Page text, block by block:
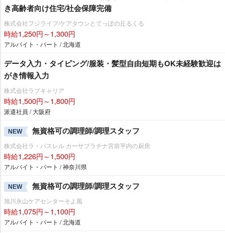
き高齢者向け住宅/社会保障完備
株式会社フジライフ/ケアタウンとてっぽの丘るくる
時給1,250円～1,300円
アルバイト・パート / 北海道
データ入力・タイピング/服装・髪型自由短期もOK未経験歓迎は
がき情報入力
株式会社ラブキャリア
時給1,500円～1,800円
派遣社員 / 大阪府
NEW 無資格可の調理師/調理スタッフ
株式会社ラ・パスレル カーサプラチナ宮前平内の厨房
時給1,226円～1,500円
アルバイト・パート / 神奈川県
NEW 無資格可の調理師/調理スタッフ
旭川永山ケアセンターそよ風
時給1,075円～1,100円
アルバイト・パート / 北海道